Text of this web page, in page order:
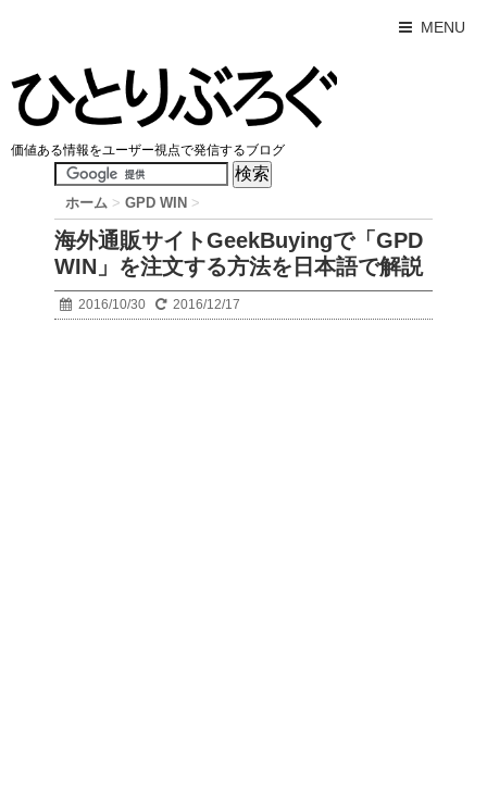
MENU
価値ある情報をユーザー視点で発信するブログ
ホーム > GPD WIN >
海外通販サイトGeekBuyingで「GPD
WIN」を注文する方法を日本語で解説
2016/10/30 2016/12/17